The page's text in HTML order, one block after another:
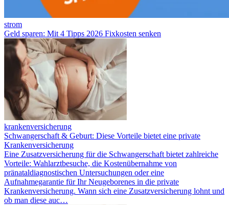
strom
Geld sparen: Mit 4 Tipps 2026 Fixkosten senken
krankenversicherung
Schwangerschaft & Geburt: Diese Vorteile bietet eine private
Krankenversicherung
Eine Zusatzversicherung für die Schwangerschaft bietet zahlreiche
Vorteile: Wahlarztbesuche, die Kostenübernahme von
pränataldiagnostischen Untersuchungen oder eine
Aufnahmegarantie für Ihr Neugeborenes in die private
Krankenversicherung. Wann sich eine Zusatzversicherung lohnt und
ob man diese auc…